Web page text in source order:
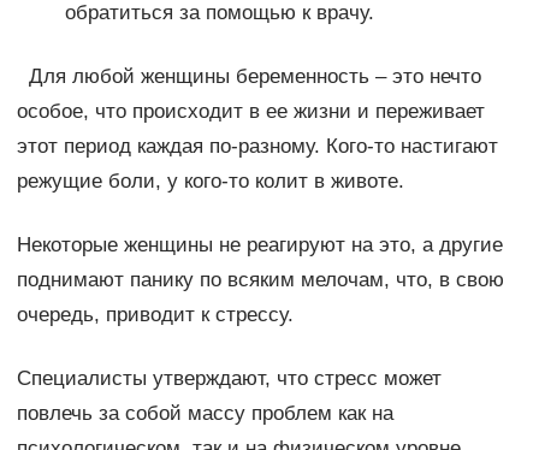
обратиться за помощью к врачу.
Для любой женщины беременность – это нечто
особое, что происходит в ее жизни и переживает
этот период каждая по-разному. Кого-то настигают
режущие боли, у кого-то колит в животе.
Некоторые женщины не реагируют на это, а другие
поднимают панику по всяким мелочам, что, в свою
очередь, приводит к стрессу.
Специалисты утверждают, что стресс может
повлечь за собой массу проблем как на